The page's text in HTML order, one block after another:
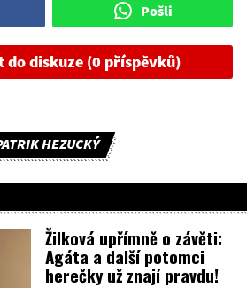
Pošli
do diskuze (0 příspěvků)
HEZUCKÝ
Žilková upřímně o závěti:
Agáta a další potomci
herečky už znají pravdu!